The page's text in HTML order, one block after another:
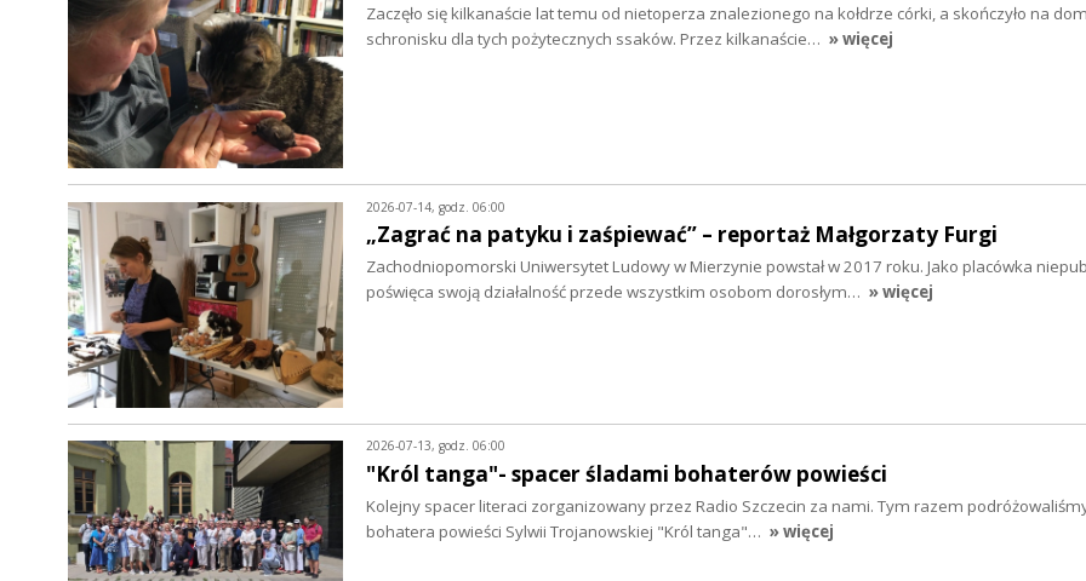
Zaczęło się kilkanaście lat temu od nietoperza znalezionego na kołdrze córki, a skończyło na
schronisku dla tych pożytecznych ssaków. Przez kilkanaście… » więcej
2026-07-14, godz. 06:00
„Zagrać na patyku i zaśpiewać” – reportaż Małgorzaty Furgi
Zachodniopomorski Uniwersytet Ludowy w Mierzynie powstał w 2017 roku. Jako placówka
poświęca swoją działalność przede wszystkim osobom dorosłym… » więcej
2026-07-13, godz. 06:00
"Król tanga"- spacer śladami bohaterów powieści
Kolejny spacer literaci zorganizowany przez Radio Szczecin za nami. Tym razem
bohatera powieści Sylwii Trojanowskiej "Król tanga"… » więcej